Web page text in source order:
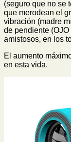
(seguro que no se
que merodean el
vibración (madre
de pendiente
amistosos, en los
El aumento
en esta vida.